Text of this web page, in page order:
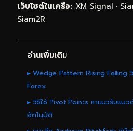
เว็บไซต์ในเครือ: XM Signal ·
Siam2R
อ่านเพิ่มเติม
▸ Wedge Pattern Rising Falling
Forex
▸ วิธีใช้ Pivot Points หาแนวรับแนว
อัตโนมัติ